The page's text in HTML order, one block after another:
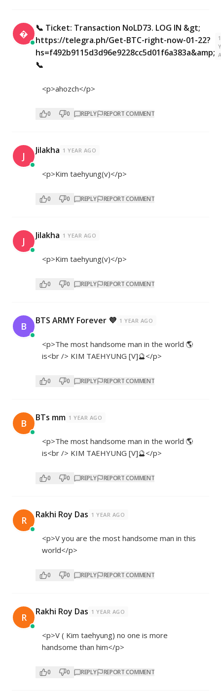

📞 Ticket: Transaction NoLD73. LOG IN &gt;
https://telegra.ph/Get-BTC-right-now-01-22?
hs=f492b9115d3d96e9228cc5d01f6a383a&amp;
📞
1
<p>ahozch</p>
0 0 REPLY REPORT COMMENT
J Jilakha 1 YEAR AGO
<p>Kim taehyung(v)</p>
0 0 REPLY REPORT COMMENT
J Jilakha 1 YEAR AGO
<p>Kim taehyung(v)</p>
0 0 REPLY REPORT COMMENT
B BTS ARMY Forever 💜 1 YEAR AGO
<p>The most handsome man in the world 🌎
is<br /> KIM TAEHYUNG [V]🔮</p>
0 0 REPLY REPORT COMMENT
B BTs mm 1 YEAR AGO
<p>The most handsome man in the world 🌎
is<br /> KIM TAEHYUNG [V]🔮</p>
0 0 REPLY REPORT COMMENT
R Rakhi Roy Das 1 YEAR AGO
<p>V you are the most handsome man in this
world</p>
0 0 REPLY REPORT COMMENT
R Rakhi Roy Das 1 YEAR AGO
<p>V ( Kim taehyung) no one is more
handsome than him</p>
0 0 REPLY REPORT COMMENT